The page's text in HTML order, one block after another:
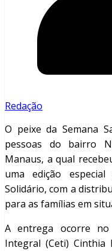
Redação
O peixe da Semana
pessoas do bairro
Manaus, a qual
uma edição
Solidário, com a
para as famílias em
A entrega ocorre no
Integral (Ceti) Cinthia